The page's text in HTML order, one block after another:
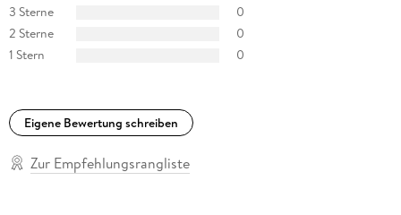
3 Sterne
0
2 Sterne
0
1 Stern
0
Eigene Bewertung schreiben
Zur Empfehlungsrangliste